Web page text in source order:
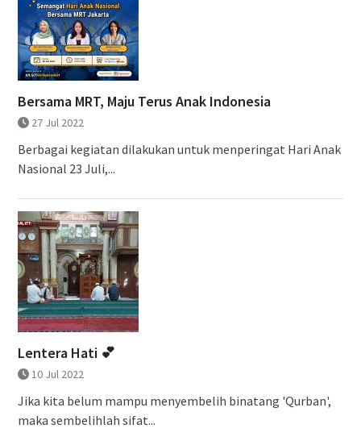
Bersama MRT, Maju Terus Anak Indonesia
27 Jul 2022
Berbagai kegiatan dilakukan untuk menperingat Hari Anak
Nasional 23 Juli,...
Lentera Hati 💕
10 Jul 2022
Jika kita belum mampu menyembelih binatang 'Qurban',
maka sembelihlah sifat...